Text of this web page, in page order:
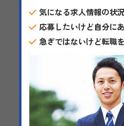
気になる求人情報の状
応募したいけど自分に
急ぎではないけど転職